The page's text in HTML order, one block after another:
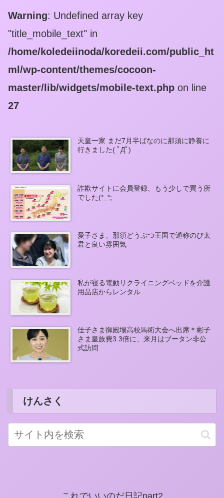
Warning: Undefined array key
"title_mobile_text" in
/home/koledeiinoda/koredeii.com/public_ht
ml/wp-content/themes/cocoon-
master/lib/widgets/mobile-text.php on line
27
天皇一家 まだ7月半ばなのに那須に静養に
行きました( ﾟДﾟ)
詐欺サイトに会員登録、もう少しで買う所
でした(*_*;
愛子さま、那須どうぶつ王国で通称のび太
君と良い雰囲気
私が寝る電動リクライニングベッドを介護
用品店からレンタル
佳子さま御殿場高校馬術大会へ出席＊彬子
さま皇族費3.3倍に、来月はブータン非公
式訪問
けんさく